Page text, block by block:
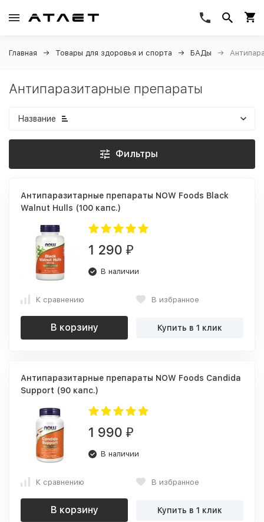
Главная Товары для здоровья и спорта БАДы
Антипаразитарные препараты
Название
Фильтры
Антипаразитарные препараты NOW Foods Black
Walnut Hulls (100 капс.)
1 290 ₽
В наличии
К сравнению В избранное
В корзину Купить в 1 клик
Антипаразитарные препараты NOW Foods Candida
Support (90 капс.)
1 990 ₽
В наличии
К сравнению В избранное
В корзину Купить в 1 клик